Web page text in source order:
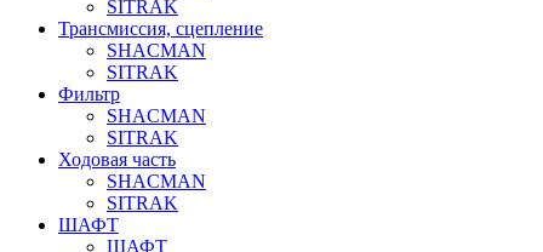
SITRAK
Трансмиссия, сцепление
SHACMAN
SITRAK
Фильтр
SHACMAN
SITRAK
Ходовая часть
SHACMAN
SITRAK
ШАФТ
ШАФТ